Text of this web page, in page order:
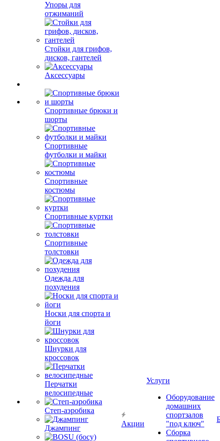
Упоры для
отжиманий
Стойки для грифов,
дисков, гантелей
Аксессуары
Спортивные брюки и
шорты
Спортивные
футболки и майки
Спортивные
костюмы
Спортивные куртки
Спортивные
толстовки
Одежда для
похудения
Носки для спорта и
йоги
Шнурки для
кроссовок
Перчатки
велосипедные
Степ-аэробика
Джампинг
Акции
Услуги
Оборудование
домашних
спортзалов
"под ключ"
Сборка